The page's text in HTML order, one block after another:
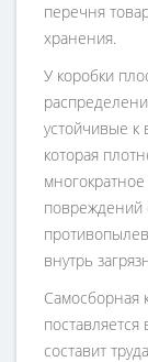
перечня
хранения.
У коробки
устойчивые к
которая
повреждений
внутрь
Самосборная
составит